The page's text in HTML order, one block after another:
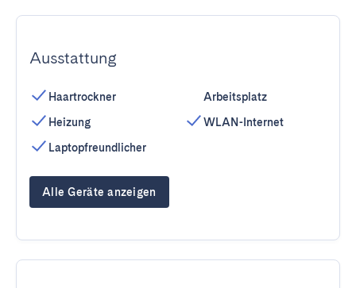
Ausstattung
Haartrockner
Heizung
Laptopfreundlicher
Arbeitsplatz
WLAN-Internet
Alle Geräte anzeigen